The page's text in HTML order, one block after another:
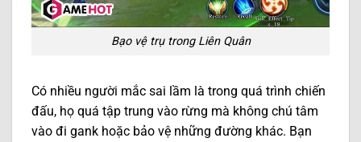
Bạo vệ trụ trong Liên Quân
Có nhiều người mắc sai lầm là trong quá trình chiến
đấu, họ quá tập trung vào rừng mà không chú tâm
vào đi gank hoặc bảo vệ những đường khác. Bạn